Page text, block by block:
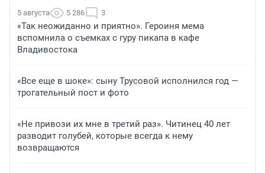
5 августа 5 286 3
«Так неожиданно и приятно». Героиня мема
вспомнила о съемках с гуру пикапа в кафе
Владивостока
«Все еще в шоке»: сыну Трусовой исполнился год —
трогательный пост и фото
«Не привози их мне в третий раз». Читинец 40 лет
разводит голубей, которые всегда к нему
возвращаются